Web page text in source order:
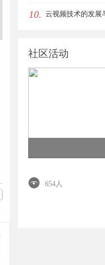
10. 云视频技术的发展
社区活动
654人